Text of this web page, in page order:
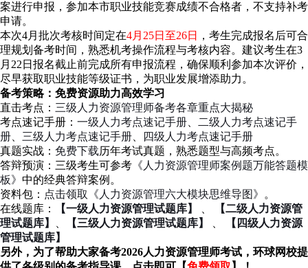
案进行申报，参加本市职业技能竞赛成绩不合格者，不支持补考
申请。
本次4月批次考核时间定在4月25日至26日
，考生完成报名后可合
理规划备考时间，熟悉机考操作流程与考核内容。建议考生在3
月22日报名截止前完成所有申报流程，确保顺利参加本次评价，
尽早获取职业技能等级证书，为职业发展增添助力。
备考策略：免费资源助力高效学习
直击考点： 三级人力资源管理师备考各章重点大揭秘
考点速记手册： 一级人力考点速记手册
二级人力考点速记手
册
三级人力考点速记手册
四级人力考点速记手册
‌真题实战‌： 免费下载历年考试真题‌，熟悉题型与高频考点。
‌答辩预演‌：三级考生可参考 《‌人力资源管理师案例题万能答题模
板》 中的经典答辩案例。
‌资料包‌： 点击领取‌《人力资源管理六大模块思维导图》‌
。
在线题库：
【一级人力资源管理试题库】
【二级人力资源管
理试题库】
【三级人力资源管理试题库】
【四级人力资源
管理试题库】
另外，为了帮助大家备考2026人力资源管理师考试，环球网校提